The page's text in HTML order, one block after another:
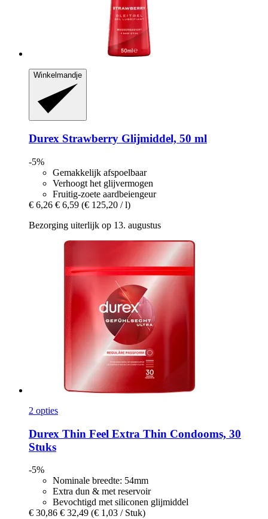
Winkelmandje
Durex Strawberry Glijmiddel, 50 ml
-5%
Gemakkelijk afspoelbaar
Verhoogt het glijvermogen
Fruitig-zoete aardbeiengeur
€ 6,26 € 6,59 (€ 125,20 / l)
Bezorging uiterlijk op 13. augustus
2 opties
Durex Thin Feel Extra Thin Condooms, 30
Stuks
-5%
Nominale breedte: 54mm
Extra dun & met reservoir
Bevochtigd met siliconen glijmiddel
€ 30,86 € 32,49 (€ 1,03 / Stuk)